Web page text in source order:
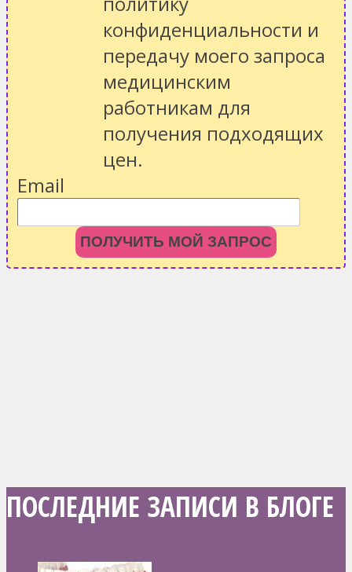
конфиденциальности и
передачу моего запроса
медицинским
работникам для
получения подходящих
цен.
Email
ПОЛУЧИТЬ МОЙ ЗАПРОС
ПОСЛЕДНИЕ ЗАПИСИ В БЛОГЕ